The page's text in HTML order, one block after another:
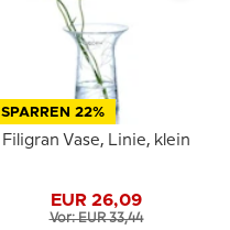
SPARREN 22%
Filigran Vase, Linie, klein
EUR 26,09
Vor: EUR 33,44